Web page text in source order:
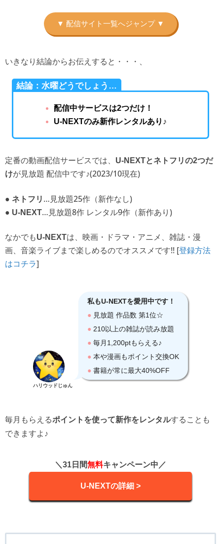
いきなり結論からお伝えすると・・・、
結論：水曜どうでしょう…
配信中サービスは2つだけ！
U-NEXTのみ新作レンタルあり♪
定番の動画配信サービスでは、
U-NEXTとネトフリの2つだ
けが見放題 配信中です♪(2023/10現在)
● ネトフリ …見放題25作（新作なし)
● U-NEXT…見放題8作 レンタル9作（新作あり)
なかでもU-NEXTは、映画・ドラマ・アニメ、雑誌・漫
画、音楽ライブまで楽しめるのでオススメです!! [登録方法
はコチラ]
ハリウッドじゅん
毎月もらえるポイントを使って新作をレンタルすることも
できますよ♪
＼31日間無料キャンペーン中／
U-NEXTの詳細 >